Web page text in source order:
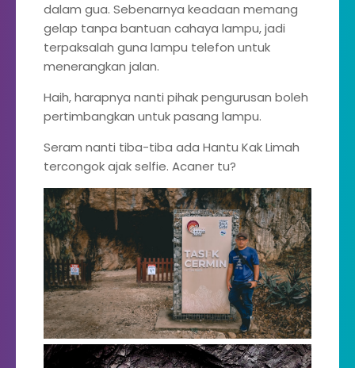
dalam gua. Sebenarnya keadaan memang
gelap tanpa bantuan cahaya lampu, jadi
terpaksalah guna lampu telefon untuk
menerangkan jalan.
Haih, harapnya nanti pihak pengurusan boleh
pertimbangkan untuk pasang lampu.
Seram nanti tiba-tiba ada Hantu Kak Limah
tercongok ajak selfie. Acaner tu?